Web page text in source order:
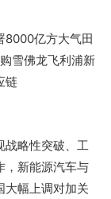
8000亿方大气田
雪佛龙飞利浦新
链
战略性突破、工
，新能源汽车与
大幅上调对加关